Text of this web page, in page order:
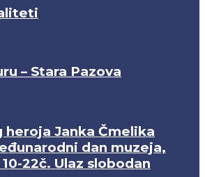
– Stara Pazova
heroja Janka Čmelika
dan muzeja,
22č. Ulaz slobodan